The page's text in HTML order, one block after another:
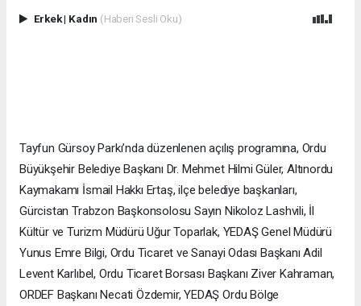
Erkek| Kadın (Haberi Sesli Oku)
Tayfun Gürsoy Parkı’nda düzenlenen açılış programına, Ordu
Büyükşehir Belediye Başkanı Dr. Mehmet Hilmi Güler, Altınordu
Kaymakamı İsmail Hakkı Ertaş, ilçe belediye başkanları,
Gürcistan Trabzon Başkonsolosu Sayın Nikoloz Lashvili, İl
Kültür ve Turizm Müdürü Uğur Toparlak, YEDAŞ Genel Müdürü
Yunus Emre Bilgi, Ordu Ticaret ve Sanayi Odası Başkanı Adil
Levent Karlıbel, Ordu Ticaret Borsası Başkanı Ziver Kahraman,
ORDEF Başkanı Necati Özdemir, YEDAŞ Ordu Bölge